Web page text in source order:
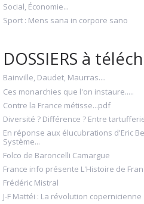
Social, Économie...
Sport : Mens sana in corpore sano
DOSSIERS à
Bainville, Daudet, Maurras....
Ces monarchies que l'on instaure.....
Contre la France métisse...pdf
Diversité ? Différence ? Entre
En réponse aux élucubrations d'Eric
Système...
Folco de Baroncelli Camargue
France info présente L'Histoire de
Frédéric Mistral
J-F Mattéi : La révolution